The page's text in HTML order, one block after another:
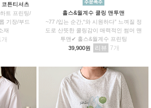
튼티셔츠
트 프린팅/
기장/부드
재
홀스&월계수 쿨링 맨투맨
~77 /입는 순간,“와 시원하다” 느껴질 정
도로 산뜻한 쿨링감이 매력적인 썸머 맨
투맨✔ 홀스&월계수 프린팅
39,900원
리뷰 7